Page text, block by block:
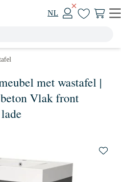
NL
met wastafel |
Vlak front